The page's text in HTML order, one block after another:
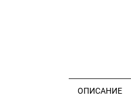
ОПИСАНИЕ